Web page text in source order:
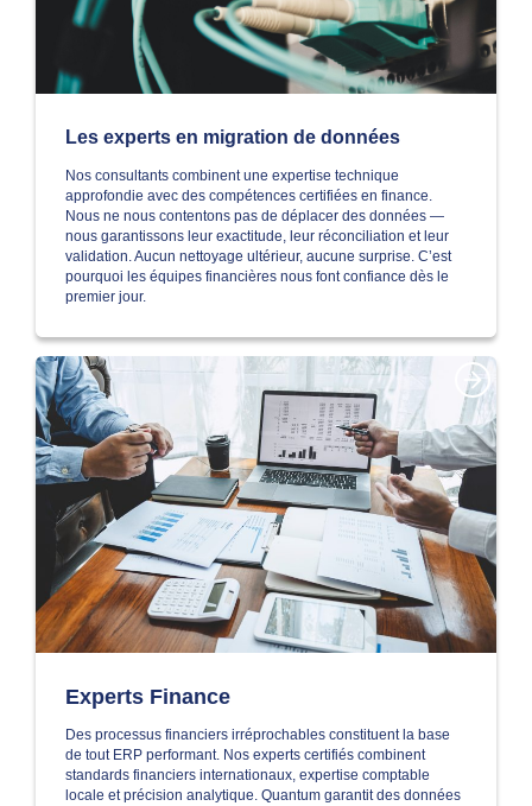
Les experts en migration de données
Nos consultants combinent une expertise technique
approfondie avec des compétences certifiées en finance.
Nous ne nous contentons pas de déplacer des données —
nous garantissons leur exactitude, leur réconciliation et leur
validation. Aucun nettoyage ultérieur, aucune surprise. C’est
pourquoi les équipes financières nous font confiance dès le
premier jour.
Experts Finance
Des processus financiers irréprochables constituent la base
de tout ERP performant. Nos experts certifiés combinent
standards financiers internationaux, expertise comptable
locale et précision analytique. Quantum garantit des données